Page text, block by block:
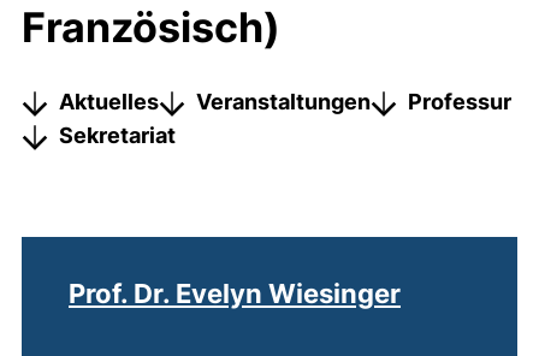
Französisch)
Aktuelles Veranstaltungen
Professur
Sekretariat
Prof. Dr. Evelyn Wiesinger